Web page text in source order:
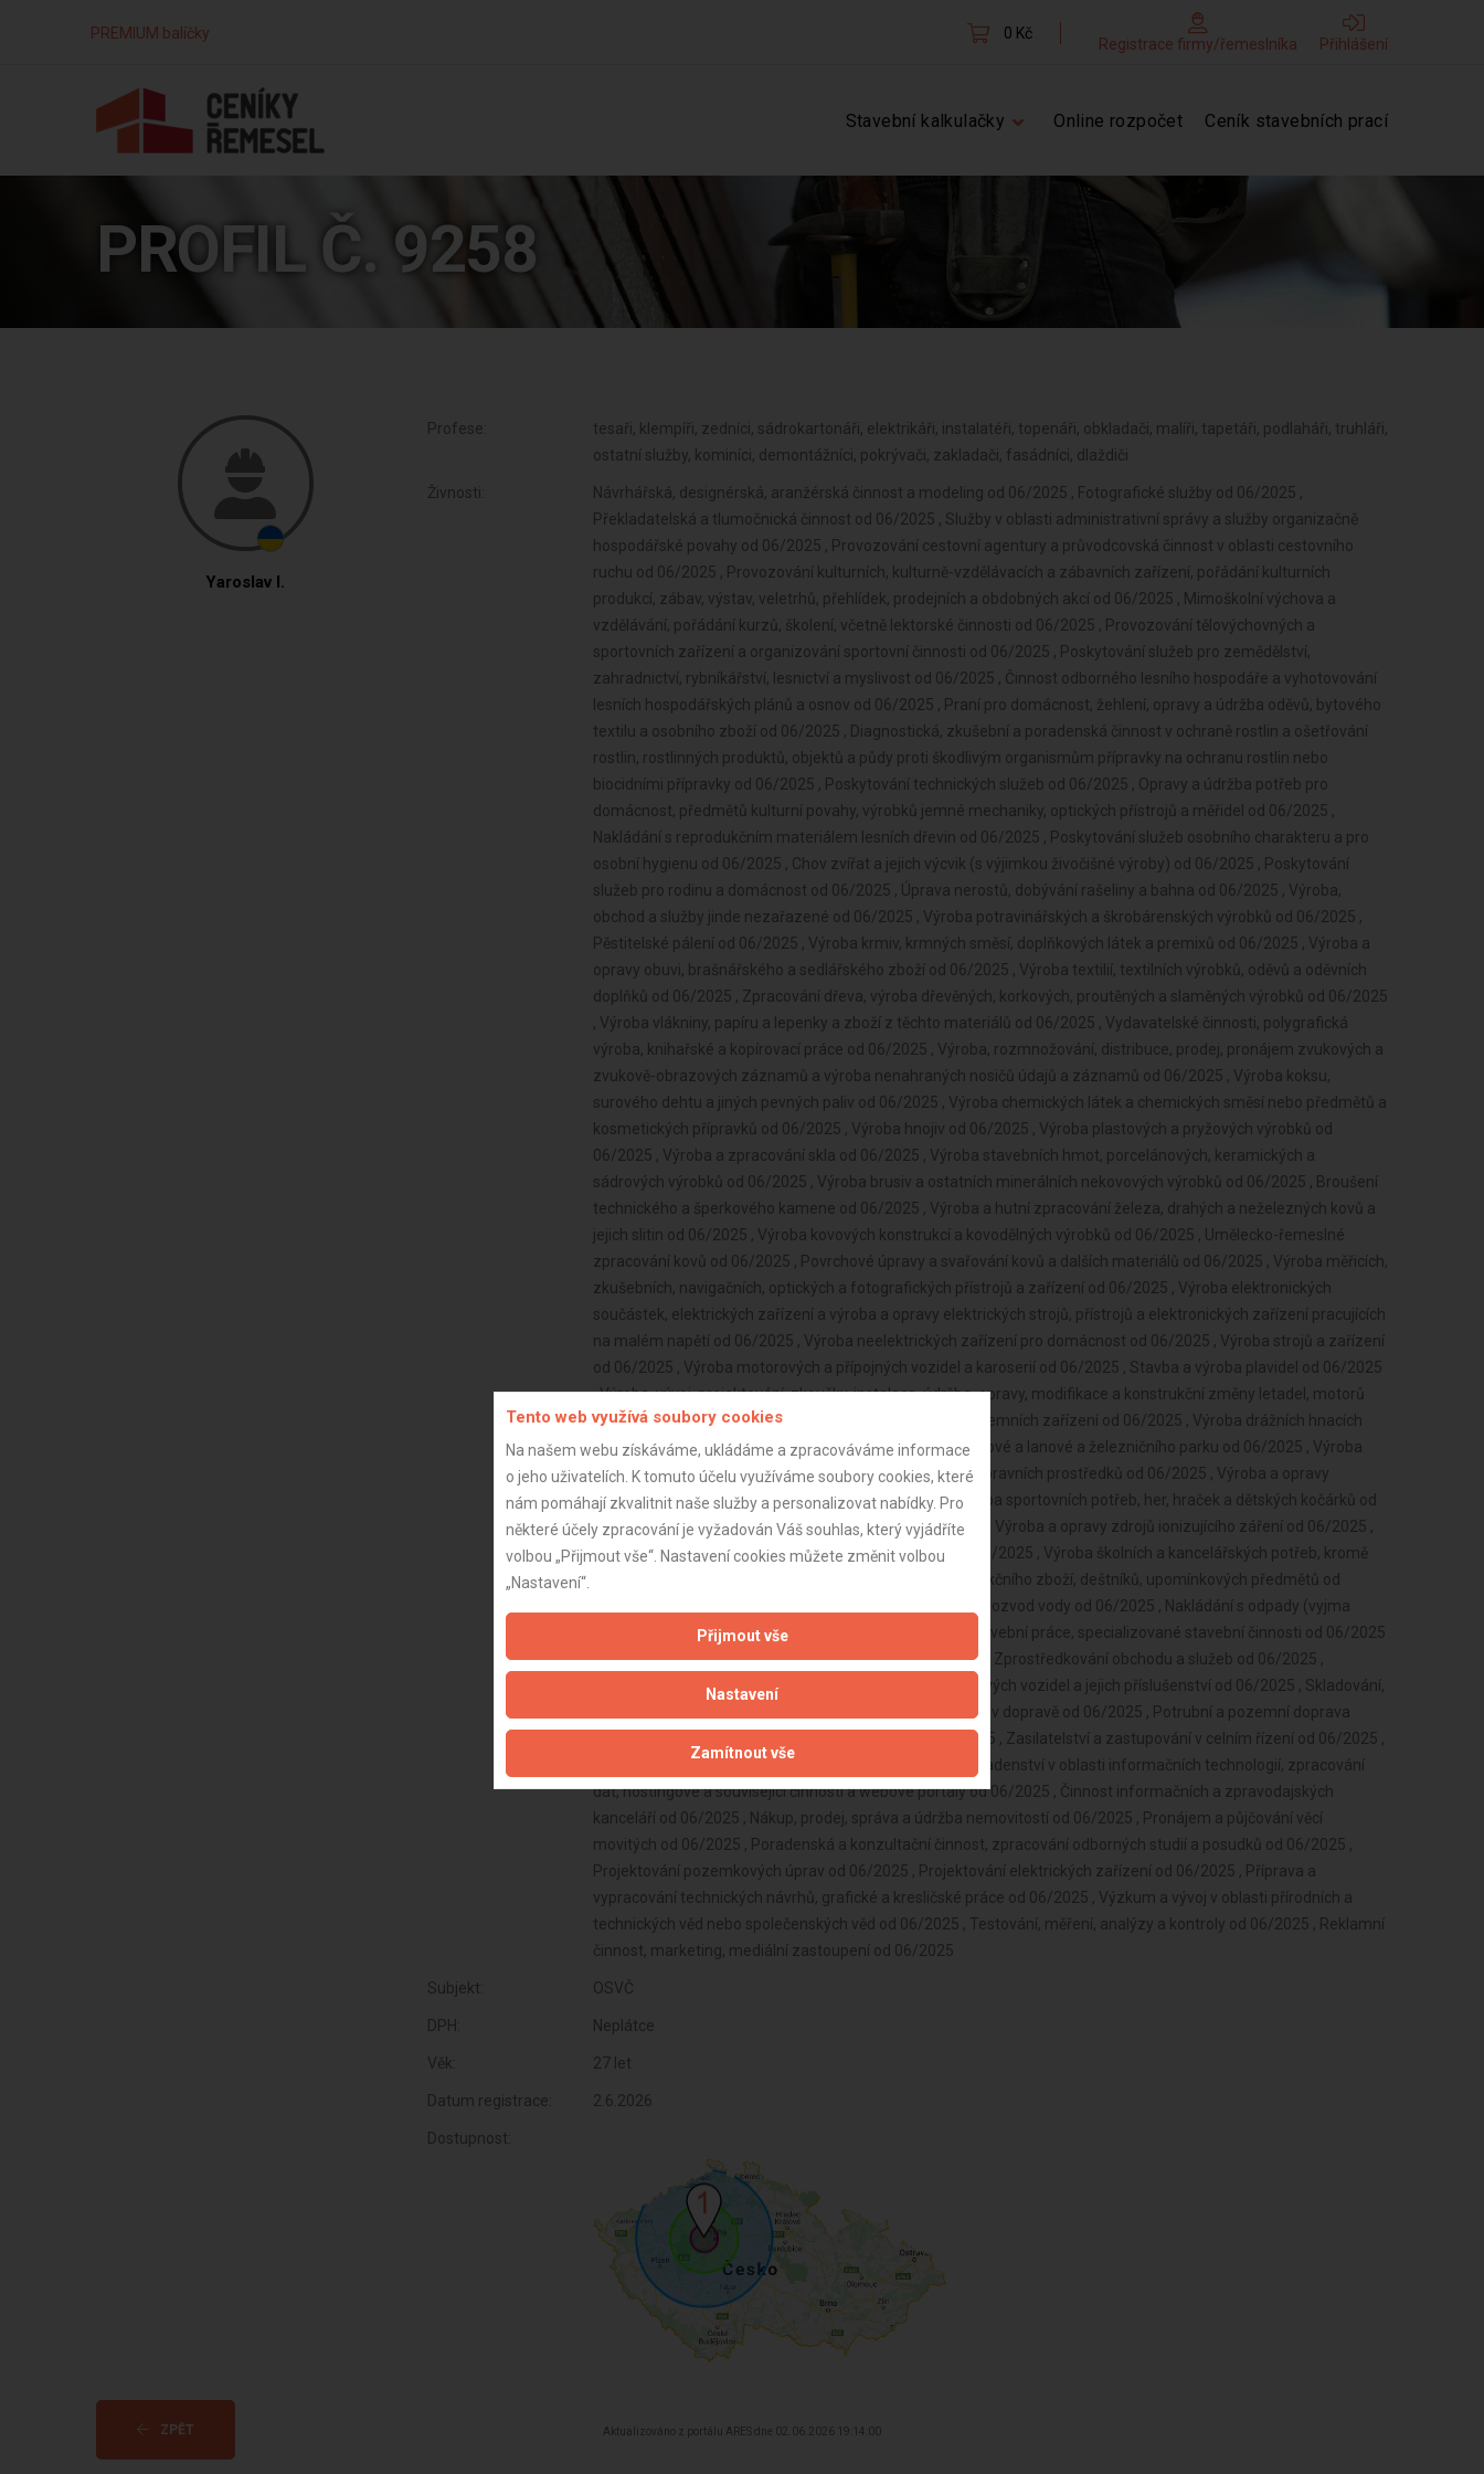
PREMIUM balíčky 0 Kč
Registrace firmy/řemeslníka Přihlášení
Stavební kalkulačky Online rozpočet Ceník stavebních prací
PROFIL Č. 9258
Yaroslav I.
Profese:
tesaři, klempíři, zedníci, sádrokartonáři, elektrikáři, instalatéři, topenáři, obkladači, malíři, tapetáři, podlaháři, truhláři,
ostatní služby, kominíci, demontážníci, pokrývači, zakladači, fasádníci, dlaždiči
Živnosti: Návrhářská, designérská, aranžérská činnost a modeling od 06/2025 , Fotografické služby od 06/2025 , Překladatelská a tlumočnická činnost od 06/2025 , Služby v oblasti administrativní správy a služby organizačně hospodářské povahy od 06/2025 , Provozování cestovní agentury a průvodcovská činnost v oblasti cestovního ruchu od 06/2025 , Provozování kulturních, kulturně-vzdělávacích a zábavních zařízení, pořádání kulturních produkcí, zábav, výstav, veletrhů, přehlídek, prodejních a obdobných akcí od 06/2025 , Mimoškolní výchova a vzdělávání, pořádání kurzů, školení, včetně lektorské činnosti od 06/2025 , Provozování tělovýchovných a sportovních zařízení a organizování sportovní činnosti od 06/2025 , Poskytování služeb pro zemědělství, zahradnictví, rybníkářství, lesnictví a myslivost od 06/2025 , Činnost odborného lesního hospodáře a vyhotovování lesních hospodářských plánů a osnov od 06/2025 , Praní pro domácnost, žehlení, opravy a údržba oděvů, bytového textilu a osobního zboží od 06/2025 , Diagnostická, zkušební a poradenská činnost v ochraně rostlin a ošetřování rostlin, rostlinných produktů, objektů a půdy proti škodlivým organismům přípravky na ochranu rostlin nebo biocidními přípravky od 06/2025 , Poskytování technických služeb od 06/2025 , Opravy a údržba potřeb pro domácnost, předmětů kulturní povahy, výrobků jemné mechaniky, optických přístrojů a měřidel od 06/2025 , Nakládání s reprodukčním materiálem lesních dřevin od 06/2025 , Poskytování služeb osobního charakteru a pro osobní hygienu od 06/2025 , Chov zvířat a jejich výcvik (s výjimkou živočišné výroby) od 06/2025 , Poskytování služeb pro rodinu a domácnost od 06/2025 , Úprava nerostů, dobývání rašeliny a bahna od 06/2025 , Výroba, obchod a služby jinde nezařazené od 06/2025 , Výroba potravinářských a škrobárenských výrobků od 06/2025 , Pěstitelské pálení od 06/2025 , Výroba krmiv, krmných směsí, doplňkových látek a premixů od 06/2025 , Výroba a opravy obuvi, brašnářského a sedlářského zboží od 06/2025 , Výroba textilií, textilních výrobků, oděvů a oděvních doplňků od 06/2025 , Zpracování dřeva, výroba dřevěných, korkových, proutěných a slaměných výrobků od 06/2025 , Výroba vlákniny, papíru a lepenky a zboží z těchto materiálů od 06/2025 , Vydavatelské činnosti, polygrafická výroba, knihařské a kopírovací práce od 06/2025 , Výroba, rozmnožování, distribuce, prodej, pronájem zvukových a zvukově-obrazových záznamů a výroba nenahraných nosičů údajů a záznamů od 06/2025 , Výroba koksu, surového dehtu a jiných pevných paliv od 06/2025 , Výroba chemických látek a chemických směsí nebo předmětů a kosmetických přípravků od 06/2025 , Výroba hnojiv od 06/2025 , Výroba plastových a pryžových výrobků od 06/2025 , Výroba a zpracování skla od 06/2025 , Výroba stavebních hmot, porcelánových, keramických a sádrových výrobků od 06/2025 , Výroba brusiv a ostatních minerálních nekovových výrobků od 06/2025 , Broušení technického a šperkového kamene od 06/2025 , Výroba a hutní zpracování železa, drahých a neželezných kovů a jejich slitin od 06/2025 , Výroba kovových konstrukcí a kovodělných výrobků od 06/2025 , Umělecko-řemeslné zpracování kovů od 06/2025 , Povrchové úpravy a svařování kovů a dalších materiálů od 06/2025 , Výroba měřicích, zkušebních, navigačních, optických a fotografických přístrojů a zařízení od 06/2025 , Výroba elektronických součástek, elektrických zařízení a výroba a opravy elektrických strojů, přístrojů a elektronických zařízení pracujících na malém napětí od 06/2025 , Výroba neelektrických zařízení pro domácnost od 06/2025 , Výroba strojů a zařízení od 06/2025 , Výroba motorových a přípojných vozidel a karoserií od 06/2025 , Stavba a výroba plavidel od 06/2025 , Výroba, vývoj, projektování, zkoušky, instalace, údržba, opravy, modifikace a konstrukční změny letadel, motorů letadel, vrtulí, letadlových částí a zařízení a leteckých pozemních zařízení od 06/2025 , Výroba drážních hnacích vozidel a drážních vozidel na dráze tramvajové, trolejbusové a lanové a železničního parku od 06/2025 , Výroba jízdních kol, vozíků pro invalidy a jiných nemotorových dopravních prostředků od 06/2025 ,
Subjekt: OSVČ
DPH: Neplátce
Věk: 27 let
Datum registrace: 2.6.2026
Dostupnost:
ZPĚT Aktualizováno z portálu ARES dne 02.06.2026 19:14:00
Tento web využívá soubory cookies
Na našem webu získáváme, ukládáme a zpracováváme informace
o jeho uživatelích. K tomuto účelu využíváme soubory cookies, které
nám pomáhají zkvalitnit naše služby a personalizovat nabídky. Pro
některé účely zpracování je vyžadován Váš souhlas, který vyjádříte
volbou „Přijmout vše“. Nastavení cookies můžete změnit volbou
„Nastavení“.
Přijmout vše
Nastavení
Zamítnout vše